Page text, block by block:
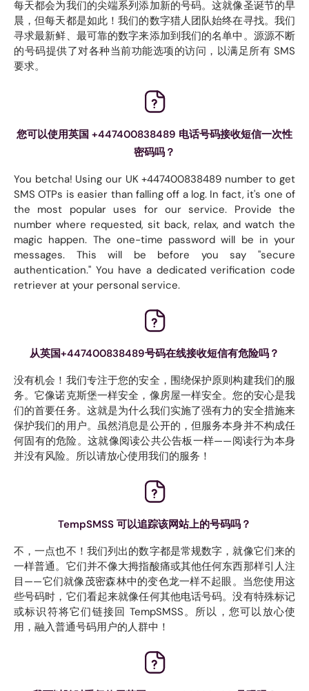
每天都会为我们的尖端系列添加新的号码。这就像圣诞节的早
晨，但每天都是如此！我们的数字猎人团队始终在寻找。我们
寻求最新鲜、最可靠的数字来添加到我们的名单中。源源不断
的号码提供了对各种当前功能选项的访问，以满足所有 SMS
要求。
您可以使用英国 +447400838489 电话号码接收短信一次性
密码吗？
You betcha! Using our UK +447400838489 number to get
SMS OTPs is easier than falling off a log. In fact, it's one of
the most popular uses for our service. Provide the
number where requested, sit back, relax, and watch the
magic happen. The one-time password will be in your
messages. This will be before you say "secure
authentication." You have a dedicated verification code
retriever at your personal service.
从英国+447400838489号码在线接收短信有危险吗？
没有机会！我们专注于您的安全，围绕保护原则构建我们的服
务。它像诺克斯堡一样安全，像房屋一样安全。您的安心是我
们的首要任务。这就是为什么我们实施了强有力的安全措施来
保护我们的用户。虽然消息是公开的，但服务本身并不构成任
何固有的危险。这就像阅读公共公告板一样——阅读行为本身
并没有风险。所以请放心使用我们的服务！
TempSMSS 可以追踪该网站上的号码吗？
不，一点也不！我们列出的数字都是常规数字，就像它们来的
一样普通。它们并不像大拇指酸痛或其他任何东西那样引人注
目——它们就像茂密森林中的变色龙一样不起眼。当您使用这
些号码时，它们看起来就像任何其他电话号码。没有特殊标记
或标识符将它们链接回 TempSMSS。所以，您可以放心使
用，融入普通号码用户的人群中！